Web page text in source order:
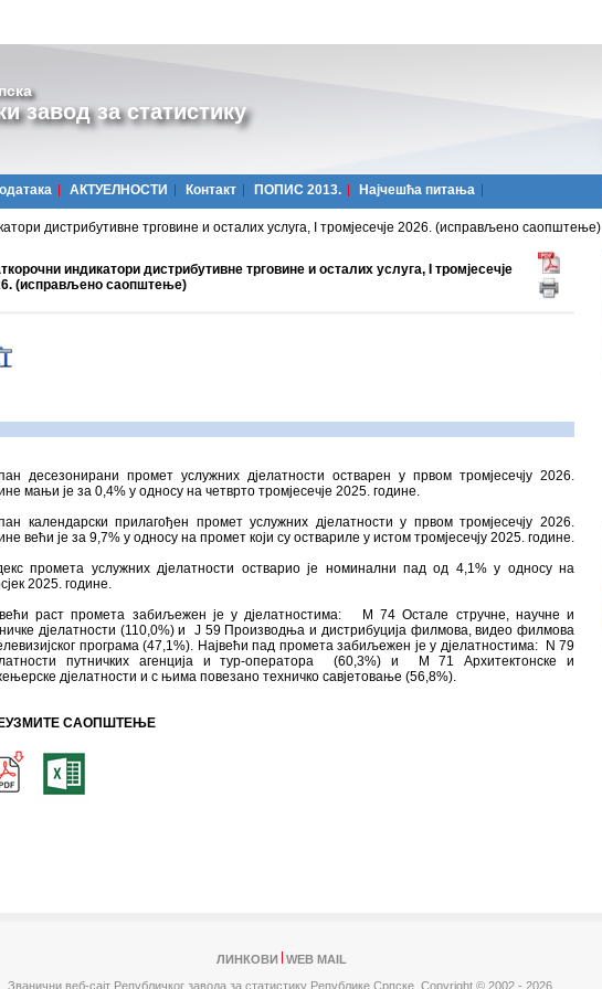
завод за статистику
АКТУЕЛНОСТИ Контакт ПОПИС 2013. Најчешћa питања
дистрибутивне трговине и осталих услуга, I тромјесечје 2026. (исправљено саопштење)
индикатори дистрибутивне трговине и осталих услуга, I тромјесечје
(исправљено саопштење)
десезонирани промет услужних дјелатности остварен у првом тромјесечју 2026.
мањи је за 0,4% у односу на четврто тромјесечје 2025. године.
календарски прилагођен промет услужних дјелатности у првом тромјесечју 2026.
већи је за 9,7% у односу на промет који су оствариле у истом тромјесечју 2025. године.
промета услужних дјелатности остварио је номинални пад од 4,1% у односу на
2025. године.
раст промета забиљежен је у дјелатностима: М 74 Остале стручне, научне и
дјелатности (110,0%) и J 59 Производња и дистрибуција филмова, видео филмова
програма (47,1%). Највећи пад промета забиљежен је у дјелатностима: N 79
путничких агенција и тур-оператора (60,3%) и M 71 Архитектонске и
дјелатности и с њима повезано техничко савјетовање (56,8%).
САОПШТЕЊЕ
ЛИНКОВИ
WEB MAIL
Званични веб-сајт Републичког завода за статистику Републике Српске, Copyright © 2002 - 2026.